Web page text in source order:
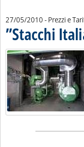
27/05/2010 - Prezzi e
”Stacchi